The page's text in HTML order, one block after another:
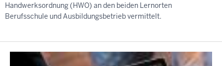
Handwerksordnung (HWO) an den beiden Lernorten
Berufsschule und Ausbildungsbetrieb vermittelt.